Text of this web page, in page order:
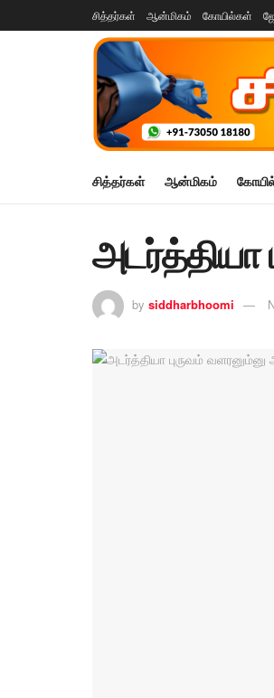
சித்தர்கள் ஆன்மிகம் கோயில்கள்
சித்தர்கள் ஆன்மிகம்
அடர்த்தியா
by siddharbhoomi